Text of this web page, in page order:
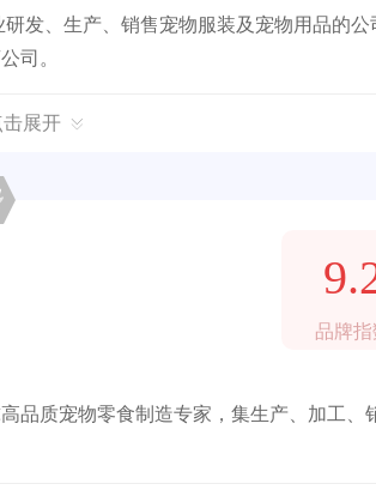
发、生产、销售宠物服装及宠物用品的公
司。
展开
品牌指
品质宠物零食制造专家，集生产、加工、